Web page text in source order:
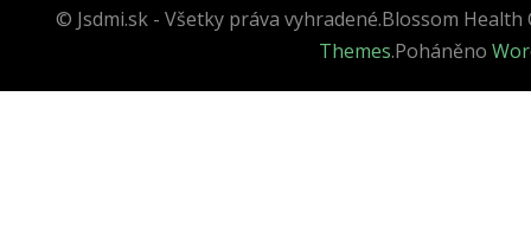
© Jsdmi.sk - Všetky práva vyhradené.Blossom
Themes.Poháněno